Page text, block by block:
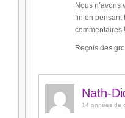
Nous
fin en pensant
commentaires
Reçois des
Nath-
14 années de